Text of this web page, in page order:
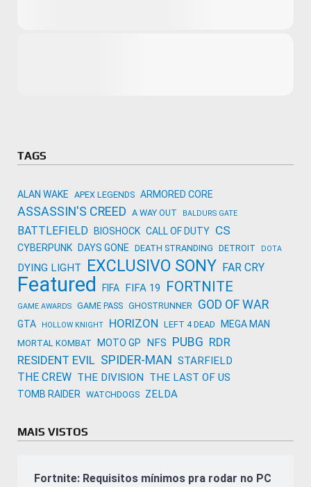
TAGS
ALAN WAKE APEX LEGENDS ARMORED CORE
ASSASSIN'S CREED A WAY OUT BALDURS GATE
BATTLEFIELD BIOSHOCK CALL OF DUTY CS
CYBERPUNK DAYS GONE DEATH STRANDING DETROIT DOTA
DYING LIGHT EXCLUSIVO SONY FAR CRY
Featured FIFA FIFA 19 FORTNITE
GAME AWARDS GAME PASS GHOSTRUNNER GOD OF WAR
GTA HOLLOW KNIGHT HORIZON LEFT 4 DEAD MEGA MAN
MORTAL KOMBAT MOTO GP NFS PUBG RDR
RESIDENT EVIL SPIDER-MAN STARFIELD
THE CREW THE DIVISION THE LAST OF US
TOMB RAIDER WATCHDOGS ZELDA
MAIS VISTOS
Fortnite: Requisitos mínimos pra rodar no PC